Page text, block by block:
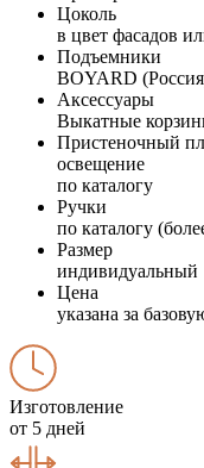
Цоколь
в цвет фасадов
Подъемники
BOYARD
Аксессуары
Выкатные
Пристеночный
освещение
по каталогу
Ручки
по каталогу
Размер
индивидуальный
Цена
указана за
Изготовление
от 5 дней